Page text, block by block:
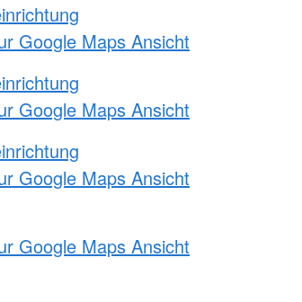
Google Maps Ansicht
Google Maps Ansicht
Google Maps Ansicht
Google Maps Ansicht